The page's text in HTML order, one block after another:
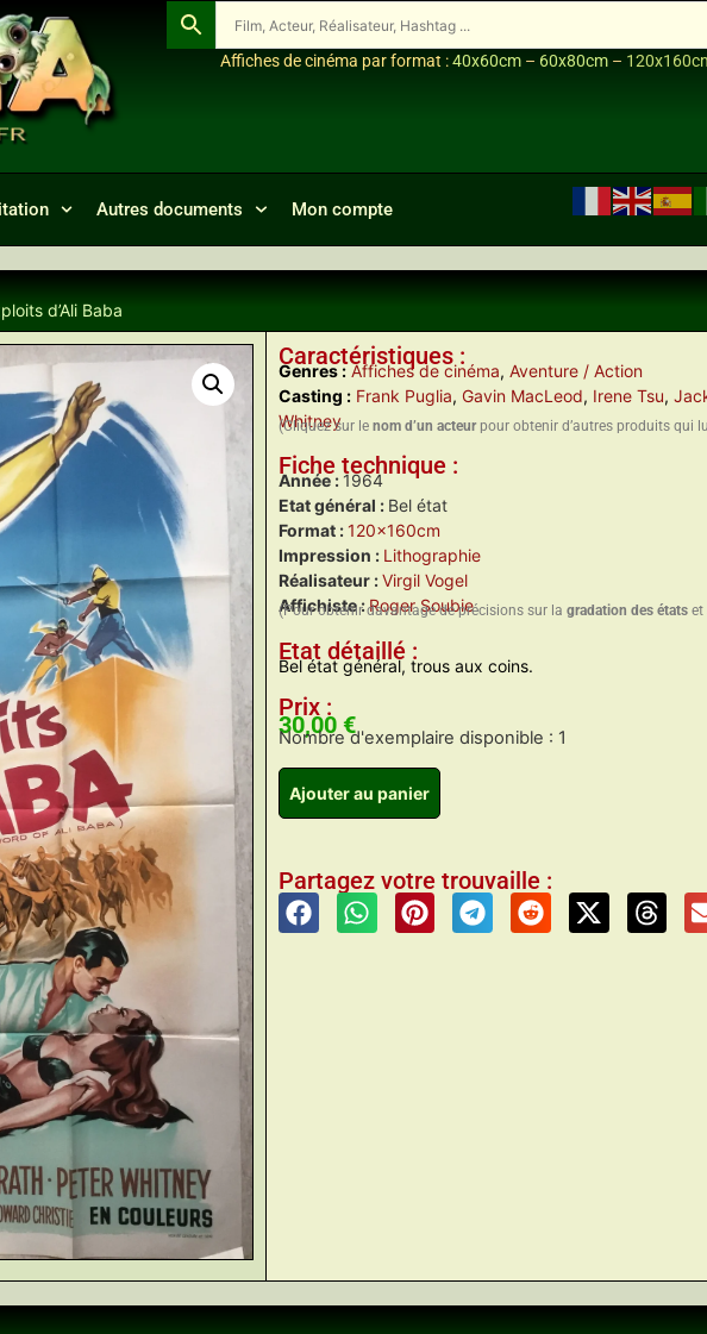
Affiches de cinéma par format :40x60cm – 60x80cm –
Autres documents Mon compte
d’Ali Baba
Caractéristiques :
Genres : Affiches de cinéma, Aventure / Action
Casting : Frank Puglia, Gavin MacLeod, Irene Tsu,
Whitney
(Cliquez sur le nom d’un acteurpour obtenir d’autres produits qui
Fiche technique :
Année : 1964
Etat général : Bel état
Format :120x160cm
Impression : Lithographie
Réalisateur :Virgil Vogel
Affichiste :Roger Soubie
(Pour obtenir davantage de précisions sur la gradation des états et
Etat détaillé :
Bel état général, trous aux coins.
Prix :
30,00 €
Nombre d'exemplaire disponible : 1
Ajouter au panier
Partagez votre trouvaille :